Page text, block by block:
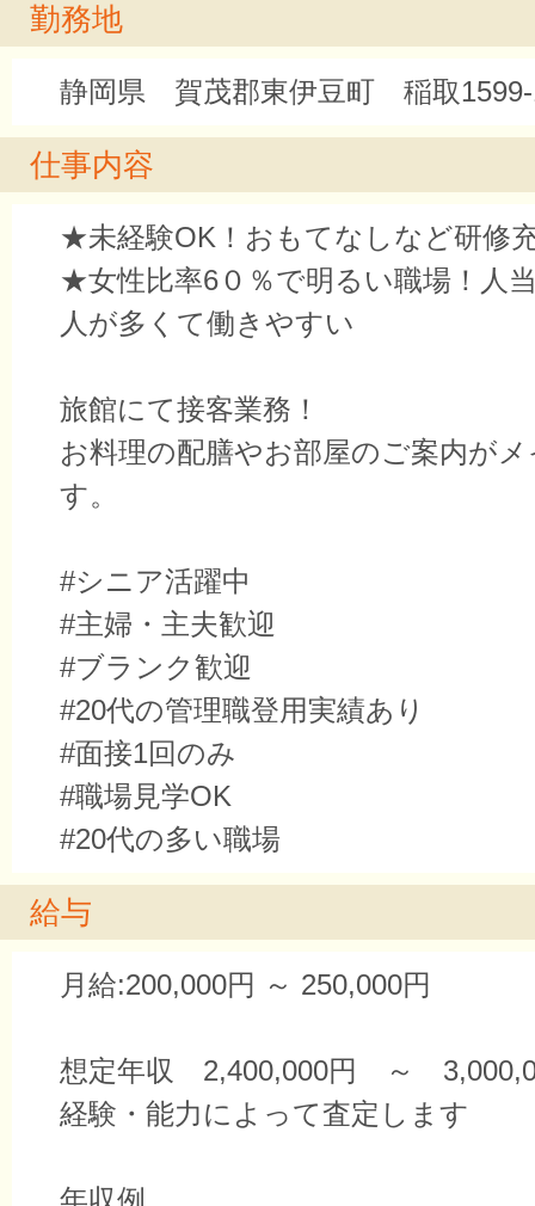
勤務地
静岡県 賀茂郡東伊豆町 稲取
仕事内容
★未経験OK！おもてなしなど研修
★女性比率6０％で明るい職場！人
人が多くて働きやすい
旅館にて接客業務！
お料理の配膳やお部屋のご案内が
す。
#シニア活躍中
#主婦・主夫歓迎
#ブランク歓迎
#20代の管理職登用実績あり
#面接1回のみ
#職場見学OK
#20代の多い職場
給与
月給:200,000円 ～ 250,000円
想定年収 2,400,000円 ～
経験・能力によって査定します
年収例